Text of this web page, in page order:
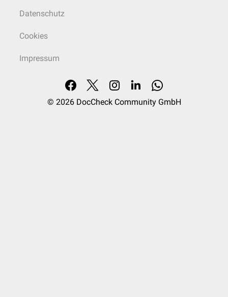
Datenschutz
Cookies
Impressum
© 2026 DocCheck Community GmbH